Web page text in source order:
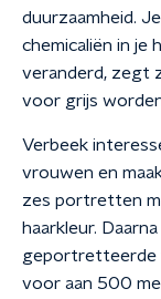
duurzaamheid.
chemicaliën in je
veranderd, zegt
voor grijs
Verbeek
vrouwen en
zes portretten
haarkleur.
geportretteerde
voor aan 500